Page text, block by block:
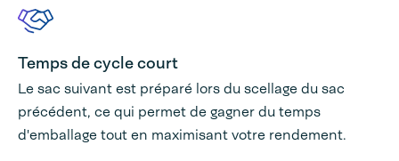
Temps de cycle court
Le sac suivant est préparé lors du scellage du sac
précédent, ce qui permet de gagner du temps
d'emballage tout en maximisant votre rendement.